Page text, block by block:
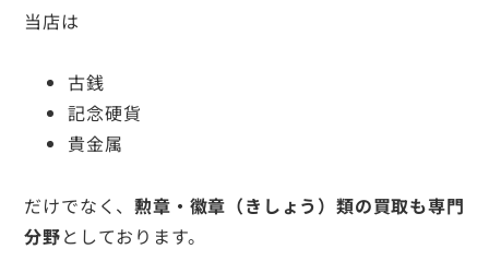
当店は
古銭
記念硬貨
貴金属
だけでなく、勲章・徽章（きしょう）類の買取も専門
分野としております。